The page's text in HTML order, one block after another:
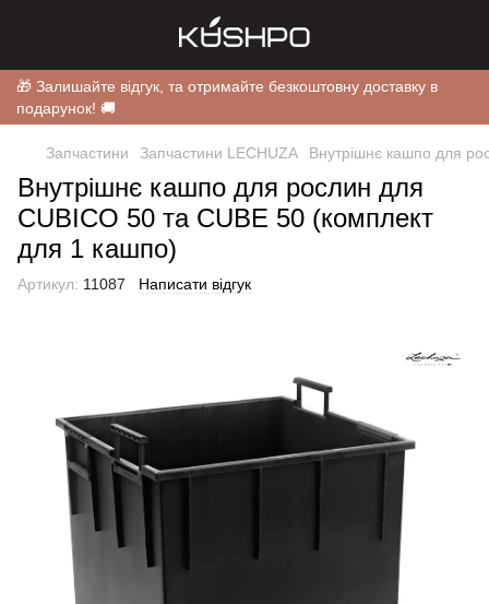
🎁 Залишайте відгук, та отримайте безкоштовну доставку в
подарунок! 🚚
Запчастини Запчастини LECHUZA Внутрішнє кашпо для
Внутрішнє кашпо для рослин для
CUBICO 50 та CUBE 50 (комплект
для 1 кашпо)
Артикул: 11087 Написати відгук